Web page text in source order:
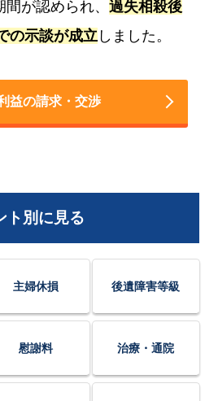
間が認められ、過失相殺後
の示談が成立 しました。
益の請求・交渉
ト別に見る
主婦休損 後遺障害等級
慰謝料 治療・通院